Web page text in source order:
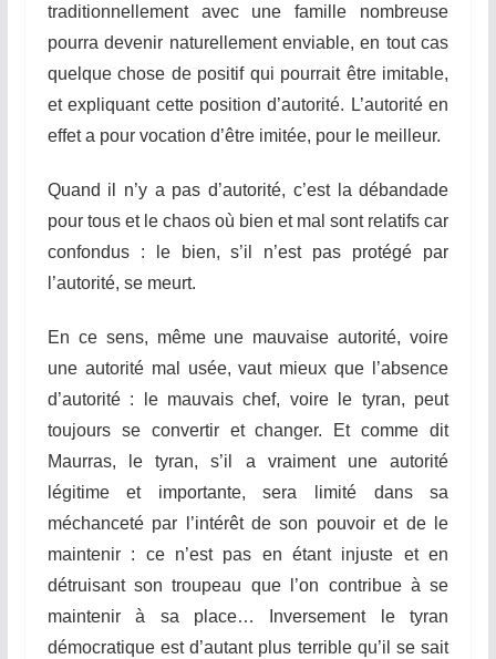
traditionnellement avec une famille nombreuse
pourra devenir naturellement enviable, en tout cas
quelque chose de positif qui pourrait être imitable,
et expliquant cette position d’autorité. L’autorité en
effet a pour vocation d’être imitée, pour le meilleur.
Quand il n’y a pas d’autorité, c’est la débandade
pour tous et le chaos où bien et mal sont relatifs car
confondus : le bien, s’il n’est pas protégé par
l’autorité, se meurt.
En ce sens, même une mauvaise autorité, voire
une autorité mal usée, vaut mieux que l’absence
d’autorité : le mauvais chef, voire le tyran, peut
toujours se convertir et changer. Et comme dit
Maurras, le tyran, s’il a vraiment une autorité
légitime et importante, sera limité dans sa
méchanceté par l’intérêt de son pouvoir et de le
maintenir : ce n’est pas en étant injuste et en
détruisant son troupeau que l’on contribue à se
maintenir à sa place… Inversement le tyran
démocratique est d’autant plus terrible qu’il se sait